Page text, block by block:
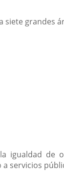
siete grandes
igualdad de
servicios